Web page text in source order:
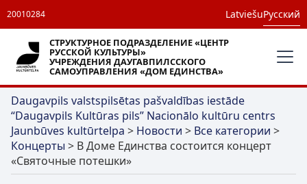
20010284 LatviešuРусский
СТРУКТУРНОЕ ПОДРАЗДЕЛЕНИЕ «ЦЕНТР
РУССКОЙ КУЛЬТУРЫ»
УЧРЕЖДЕНИЯ ДАУГАВПИЛССКОГО
САМОУПРАВЛЕНИЯ «ДОМ ЕДИНСТВА»
Daugavpils valstspilsētas pašvaldības iestāde
“Daugavpils Kultūras pils” Nacionālo kultūru centrs
Jaunbūves kultūrtelpa > Новости > Все категории >
Концерты > В Доме Единства состоится концерт
«Святочные потешки»